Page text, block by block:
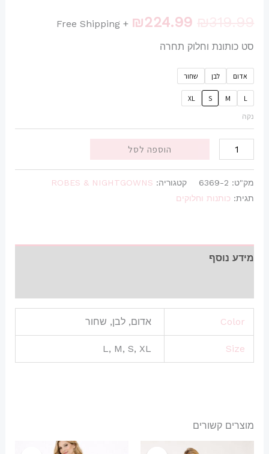
₪224.99
+ Free Shipping
סט כותונת וחלוק תחרה
אדום לבן שחור
L
M
S
XL
נקה
הוספה לסל
מק"ט: 6369-2 קטגוריה: ROBES & NIGHTGOWNS
תגית: כותנות וחלוקים
מידע נוסף
Color אדום, לבן, שחור
Size
L, M, S, XL
מוצרים קשורים
המחיר
המחיר
המחיר